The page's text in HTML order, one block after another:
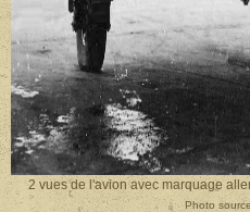
2 vues de l'avion avec marquage
Photo